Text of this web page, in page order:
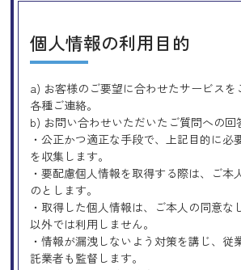
個人情報の利用目的
a) お客様のご要望に合わせたサービスを
各種ご連絡。
b) お問い合わせいただいたご質問への回
・公正かつ適正な手段で、上記目的に必
を収集します。
・要配慮個人情報を取得する際は、ご本
のとします。
・取得した個人情報は、ご本人の同意な
以外では利用しません。
・情報が漏洩しないよう対策を講じ、従
託業者も監督します。